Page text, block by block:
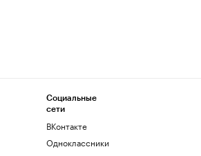
Социальные
сети
ВКонтакте
Одноклассники